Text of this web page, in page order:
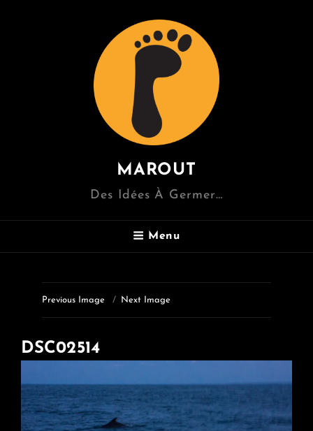
MAROUT
Des Idées À Germer…
Menu
Previous Image Next Image
DSC02514